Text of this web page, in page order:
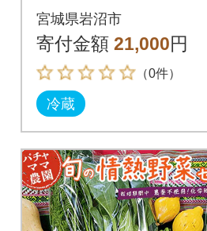
どれ 新鮮野菜 8～10
種類 詰め合わせセッ
ト
宮城県岩沼市
寄付金額 21,000円
（0件）
冷蔵